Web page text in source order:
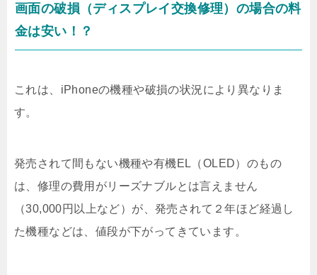
画面の破損（ディスプレイ交換修理）の場合の料
金は安い！？
これは、iPhoneの機種や破損の状況により異なりま
す。
発売されて間もない機種や有機EL（OLED）のもの
は、修理の費用がリーズナブルとは言えません
（30,000円以上など）が、発売されて２年ほど経過し
た機種などは、値段が下がってきています。